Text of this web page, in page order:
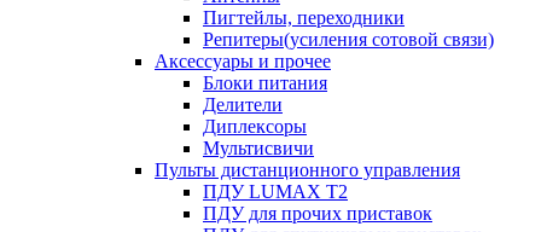
Пигтейлы, переходники
Репитеры(усиления сотовой связи)
Аксессуары и прочее
Блоки питания
Делители
Диплексоры
Мультисвичи
Пульты дистанционного управления
ПДУ LUMAX Т2
ПДУ для прочих приставок